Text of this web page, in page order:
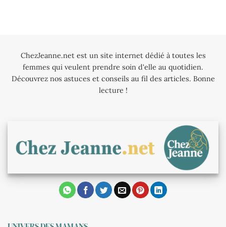
ChezJeanne.net est un site internet dédié à toutes les
femmes qui veulent prendre soin d'elle au quotidien.
Découvrez nos astuces et conseils au fil des articles. Bonne
lecture !